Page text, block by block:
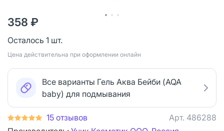
358 ₽
Осталось 1 шт.
Цена действительна при оформлении онлайн
Все варианты Гель Аква Бейби (AQA
baby) для подмывания
15 отзывов Арт. 486288